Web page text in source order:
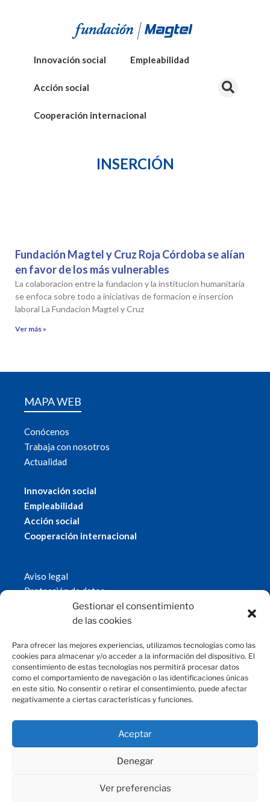
Gestionar el consentimiento
de las cookies
Para ofrecer las mejores experiencias, utilizamos tecnologías como las
cookies para almacenar y/o acceder a la información del dispositivo. El
consentimiento de estas tecnologías nos permitirá procesar datos
como el comportamiento de navegación o las identificaciones únicas
en este sitio. No consentir o retirar el consentimiento, puede afectar
negativamente a ciertas características y funciones.
Aceptar
Denegar
Ver preferencias
Innovación social Empleabilidad
Acción social
Cooperación internacional
INSERCIÓN
Fundación Magtel y Cruz Roja Córdoba se alían
en favor de los más vulnerables
La colaboracion entre la fundacion y la institucion humanitaria
se enfoca sobre todo a iniciativas de formacion e insercion
laboral La Fundacion Magtel y Cruz
Ver más »
MAPA WEB
Conócenos
Trabaja con nosotros
Actualidad
Innovación social
Empleabilidad
Acción social
Cooperación internacional
Aviso legal
Protección de datos
Política de cookies
© 2019 Fundación Magtel.
CONTACTO
fundacion@magtel.es
Parque Empresarial Las Quemadas
C/Gabriel Ramos Bejarano, 114
14014 Córdoba